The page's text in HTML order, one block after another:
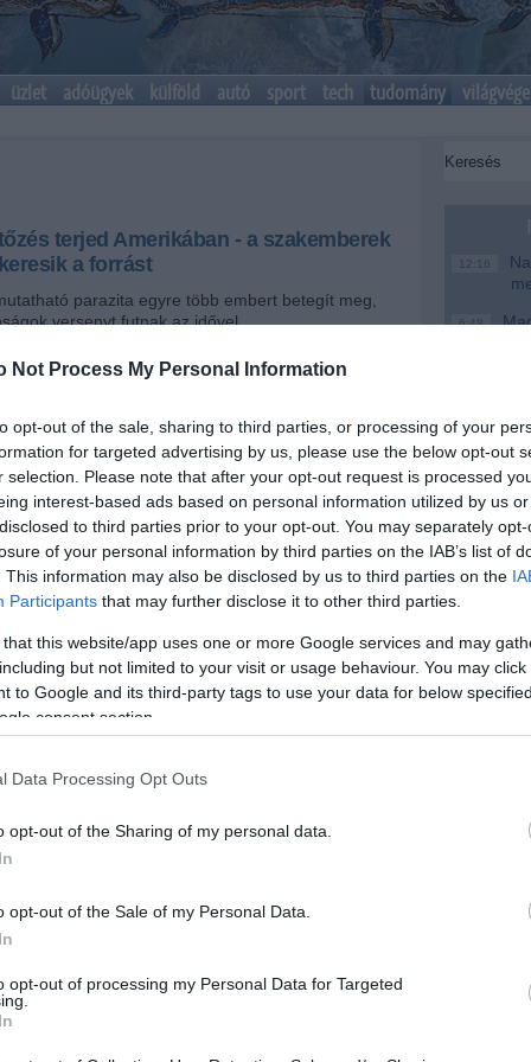
Not Process My Personal Information
opt-out of the sale, sharing to third parties, or processing of your
for targeted advertising by us, please use the below opt-out
selection. Please note that after your opt-out request is processed
interest-based ads based on personal information utilized by us
to third parties prior to your opt-out. You may separately
of your personal information by third parties on the IAB’s list of
This information may also be disclosed by us to third parties on the
Participants that may further disclose it to other third parties.
that this website/app uses one or more Google services and may
but not limited to your visit or usage behaviour. You may
to Google and its third-party tags to use your data for below
consent section.
Data Processing Opt Outs
opt-out of the Sharing of my personal data.
opt-out of the Sale of my Personal Data.
opt-out of processing my Personal Data for Targeted
üzlet adóügyek külföld autó sport tech tudomány világvége
terjed Amerikában - a szakemberek
a forrást
parazita egyre több embert betegít meg,
versenyt futnak az idővel.
+-
egyre több megbetegedést okoz a
cayetanensis parazita, amely súlyos
ciklosporiázist idéz elő. A Centers for
and Prevention adatai szerint 2026. május 1. és
legalább 145 igazolt megbetegedést regisztráltak 17
beteget kórházban kellett kezelni.
hogy általában nem emberről emberre
rendszerint székletmaradvánnyal szennyezett
zöldségek és gyümölcsök közvetítésével. A
egyik beteg sem járt külföldön a megbetegedést
ezért a szakemberek arra jutottak, hogy a
Egyesült Államokon belül található.
jelentős növekedést tapasztaltak. A CDC
országos járványhoz vagy egy konkrét
köthető, ezért több lehetséges fertőzési gócot is
tünete a hosszan tartó, vizes – sok
heves – hasmenés. Emellett hasi puffadás,
étvágytalanság és erős fáradtság is jelentkezhet.
a hivatalosan nyilvántartott esetszám
a jéghegy csúcsa. Sokan enyhébb tünetekkel
12:16
6:48
16:12
A
14:02
Nem is
AZ